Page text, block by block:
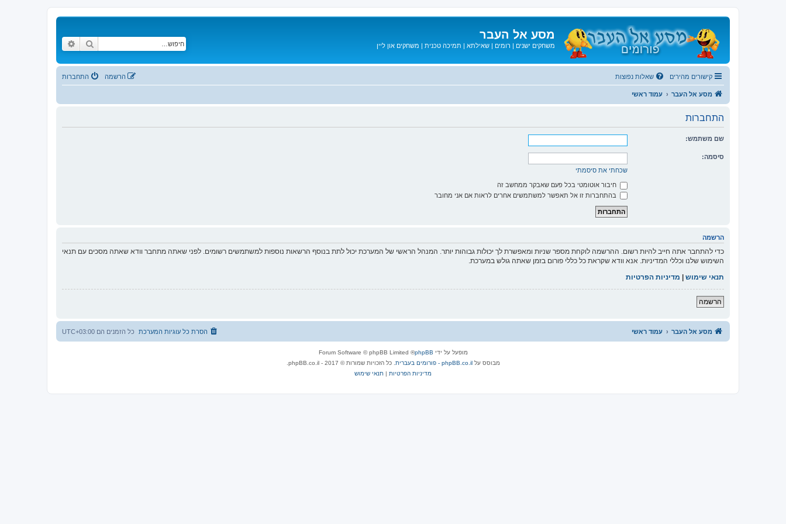
מסע אל העבר
משחקים ישנים | רומים | שאילתא | תמיכה טכנית | משחקים און ליין חיפוש
קישורים מהירים שאלות נפוצות התחברות הרשמה
מסע אל העבר עמוד ראשי
התחברות
שם משתמש:
סיסמה:
שכחתי את סיסמתי
חיבור אוטומטי בכל פעם שאבקר ממחשב זה
בהתחברות זו אל תאפשר למשתמשים אחרים לראות אם אני מחובר
הרשמה
כדי להתחבר אתה חייב להיות רשום. ההרשמה לוקחת מספר שניות ומאפשרת לך יכולות גבוהות יותר. המנהל הראשי של המערכת יכול לתת בנוסף הרשאות נוספות למשתמשים רשומים. לפני שאתה מתחבר וודא שאתה מסכים עם תנאי
השימוש שלנו וכללי המדיניות. אנא וודא שקראת כל כללי פורום בזמן שאתה גולש במערכת.
תנאי שימוש | מדיניות הפרטיות
הרשמה
מסע אל העבר עמוד ראשי כל הזמנים הם UTC+03:00 הסרת כל עוגיות המערכת
מופעל על ידי phpBB
® Forum Software © phpBB Limited
מבוסס עלphpBB.co.il - פורומים בעברית
. כל הזכויות שמורות © 2017 - phpBB.co.il.
מדיניות הפרטיות | תנאי שימוש